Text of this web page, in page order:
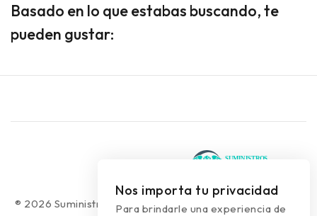
Basado en lo que estabas buscando, te
pueden gustar:
® 2026 Suministros Médicos Diseño web: colguía.com.co
Nos importa tu privacidad
Para brindarle una experiencia de